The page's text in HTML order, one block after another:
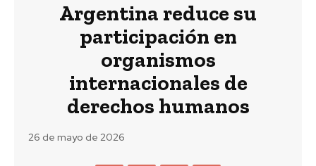
Argentina reduce su
participación en
organismos
internacionales de
derechos humanos
26 de mayo de 2026